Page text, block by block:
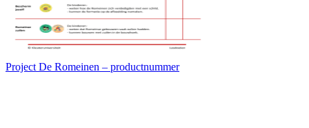
Project De Romeinen – productnummer